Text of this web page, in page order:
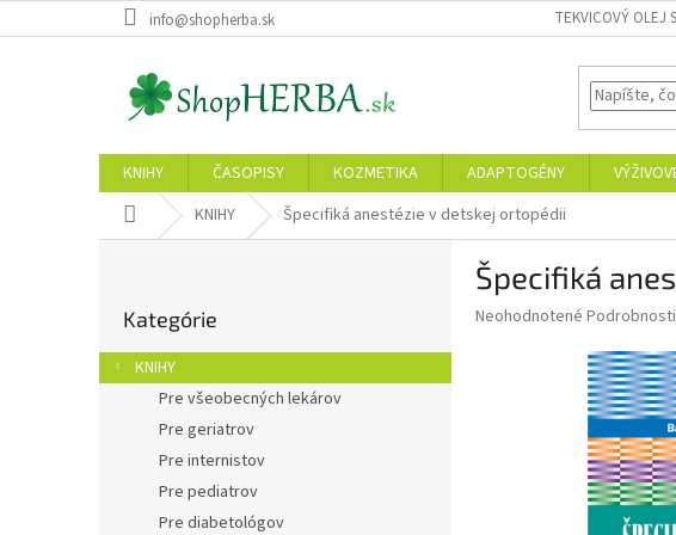
na
info@shopherba.sk TEKVICOVÝ OLEJ
KNIHY ČASOPISY KOZMETIKA ADAPTOGÉNY
DomovKNIHY Špecifiká anestézie v detskej ortopédii
ý
p
kategórie
Kategórie
KNIHY
Pre všeobecných lekárov
Pre geriatrov
Pre internistov
Pre pediatrov
Pre diabetológov
Špecifiká
Priemerné
Neohodnotené